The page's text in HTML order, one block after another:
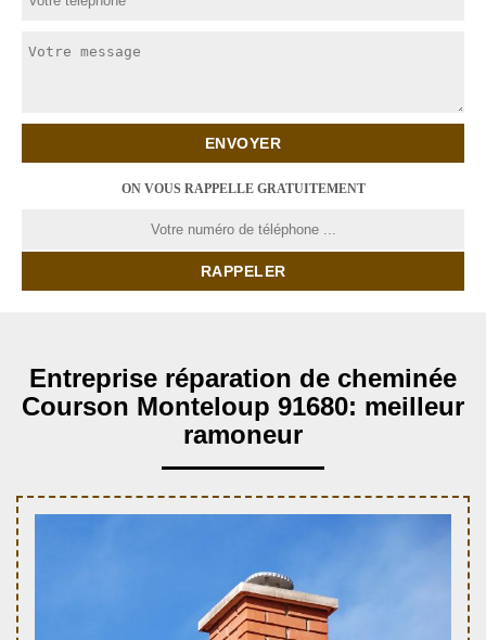
ON VOUS RAPPELLE GRATUITEMENT
Entreprise réparation de cheminée
Courson Monteloup 91680: meilleur
ramoneur